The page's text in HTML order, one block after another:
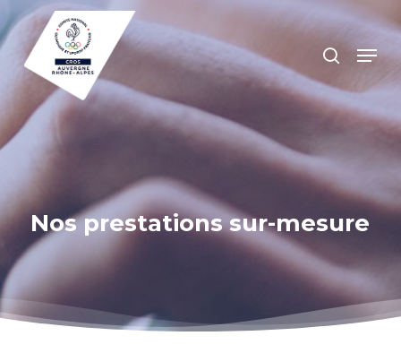
to
main
content
searchMenu
Nos prestations sur-mesure
Close